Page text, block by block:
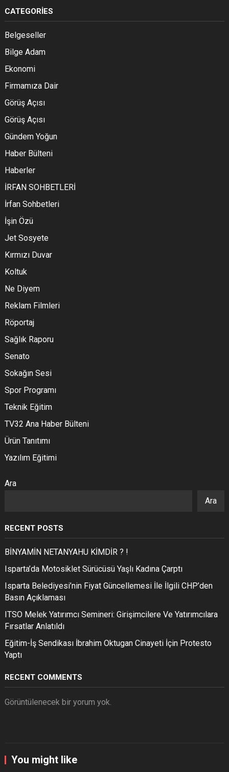
CATEGORIES
Belgeseller
Bilge Adam
Ekonomi
Firmamıza Dair
Görüş Açısı
Görüş Açısı
Gündem Yoğun
Haber Bülteni
Haberler
İRFAN SOHBETLERİ
İrfan Sohbetleri
İşin Özü
Jet Sosyete
Kırmızı Duvar
Koltuk
Ne Diyem
Reklam Filmleri
Röportaj
Sağlık Raporu
Senato
Sokağın Sesi
Spor Programı
Teknik Eğitim
TV32 Ana Haber Bülteni
Ürün Tanıtımı
Yazılım Eğitimi
Ara
Ara
RECENT POSTS
BİNYAMİN NETANYAHU KİMDİR ? !
Isparta’da Motosiklet Sürücüsü Yaşlı Kadına Çarptı
Isparta Belediyesi’nin Fiyat Güncellemesi İle İlgili CHP’den
Basın Açıklaması
ITSO Melek Yatırımcı Semineri: Girişimcilere Ve Yatırımcılara
Fırsatlar Anlatıldı
Eğitim-İş Sendikası İbrahim Oktugan Cinayeti İçin Protesto
Yaptı
RECENT COMMENTS
Görüntülenecek bir yorum yok.
You might like